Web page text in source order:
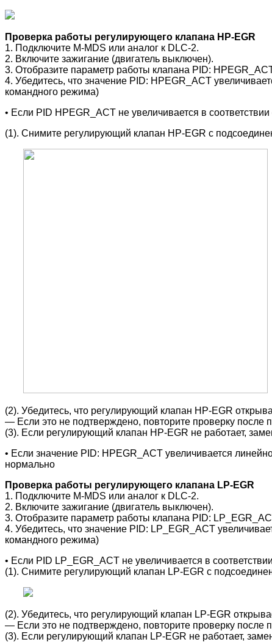
Проверка работы регулирующего клапана HP-EGR
1. Подключите M-MDS или аналог к DLC-2.
2. Включите зажигание (двигатель выключен).
3. Отобразите параметр работы клапана PID:
4. Убедитесь, что значение PID: HPEGR_ACT
командного режима)
• Если PID HPEGR_ACT не увеличивается в
(1). Снимите регулирующий клапан HP-EGR с
(2). Убедитесь, что регулирующий клапан HP-EGR
― Если это не подтверждено, повторите проверку после
(3). Если регулирующий клапан HP-EGR не работает,
• Если значение PID: HPEGR_ACT увеличивается
нормально
Проверка работы регулирующего клапана LP-EGR
1. Подключите M-MDS или аналог к DLC-2.
2. Включите зажигание (двигатель выключен).
3. Отобразите параметр работы клапана PID:
4. Убедитесь, что значение PID: LP_EGR_ACT
командного режима)
• Если PID LP_EGR_ACT не увеличивается в
(1). Снимите регулирующий клапан LP-EGR с
(2). Убедитесь, что регулирующий клапан LP-EGR
― Если это не подтверждено, повторите проверку после
(3). Если регулирующий клапан LP-EGR не работает,